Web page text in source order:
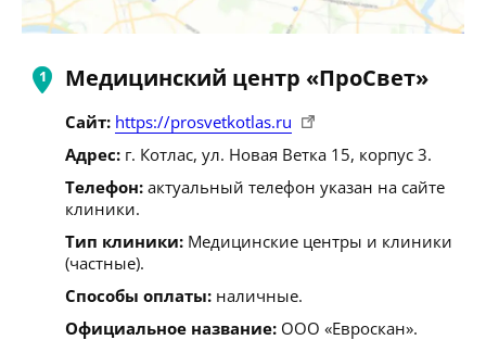
Медицинский центр «ПроСвет»
Сайт: https://prosvetkotlas.ru
Адрес: г. Котлас, ул. Новая Ветка 15, корпус 3.
Телефон: актуальный телефон указан на сайте
клиники.
Тип клиники: Медицинские центры и клиники
(частные).
Способы оплаты: наличные.
Официальное название: ООО «Евроскан».